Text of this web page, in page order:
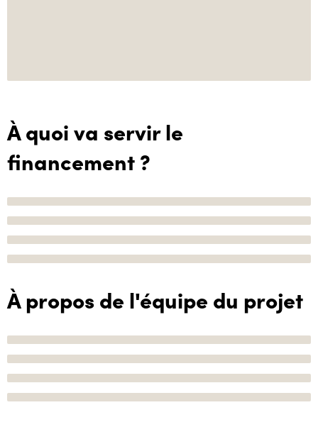
À quoi va servir le
financement ?
À propos de l'équipe du projet